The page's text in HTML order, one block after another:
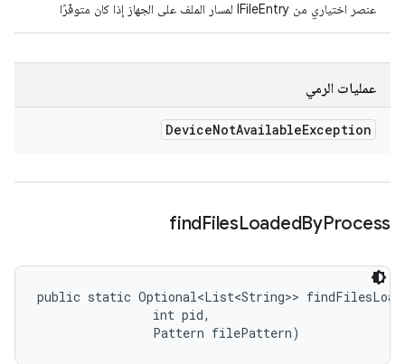
عنصر اختياري من IFileEntry لمسار الملف على الجهاز إذا كان متوفّرًا
عمليات الرمي
DeviceNotAvailableException
findFilesLoadedByProcess
public static Optional<List<String>>
                int pid,
                Pattern filePattern)